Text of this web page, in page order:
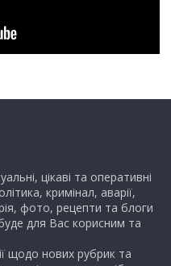
цікаві та оперативні
кримінал, аварії,
фото, рецепти та блоги
для Вас корисним та
щодо нових рубрик та